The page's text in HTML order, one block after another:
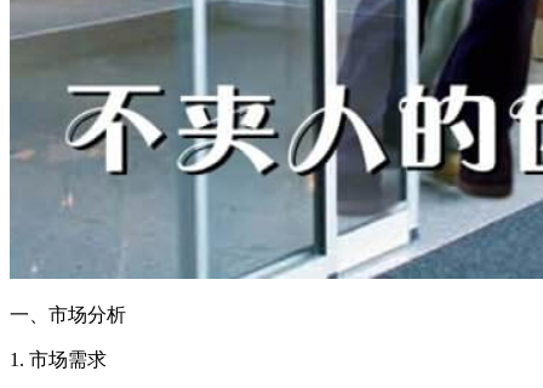
一、市场分析
1. 市场需求